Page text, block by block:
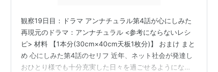
観察19日目：ドラマ アンナチュラル第4話が心にしみた
再現元のドラマ：アンナチュラル <参考にならないレシ
ピ> 材料 【1本分(30cm×40cm天板1枚分)】 おまけ まと
め 心にしみた第4話のセリフ 近年、ネット社会が発達し
おひとり様でも十分充実した日々を過ごせるようになっ